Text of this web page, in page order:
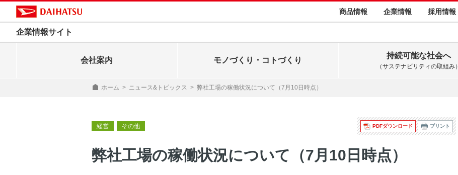
商品情報 企業情報 採用情報
企業情報サイト
会社案内 モノづくり・コトづくり
持続可能な社会へ
（サステナビリティの取組み）
ホーム > ニュース&トピックス > 弊社工場の稼働状況について（7月10日時点）
PDFダウンロード プリント
経営 その他
弊社工場の稼働状況について（7月10日時点）